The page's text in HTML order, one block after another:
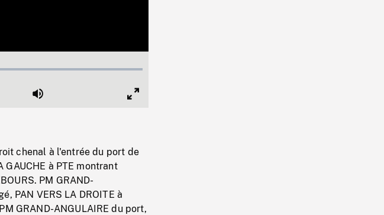
Mute
chenal à l'entrée du port de
GAUCHE à PTE montrant
PM GRAND-
PAN VERS LA DROITE à
GRAND-ANGULAIRE du port,